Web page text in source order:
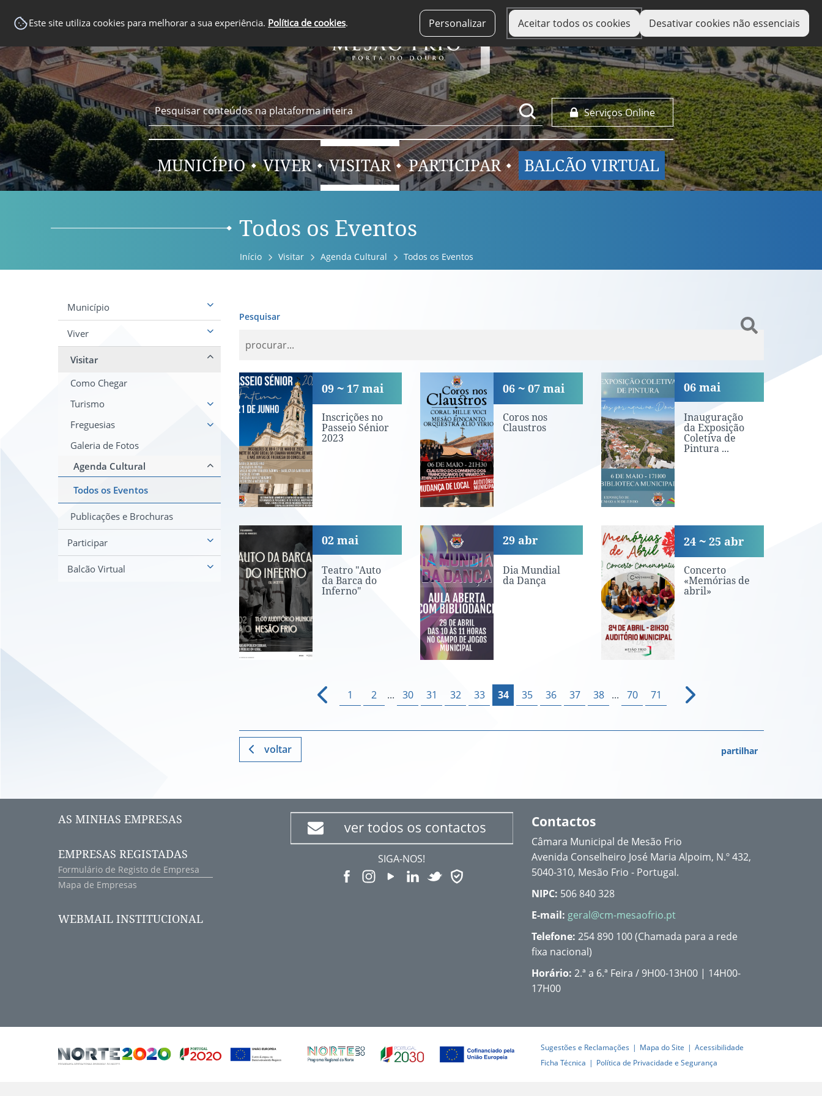
Este site utiliza cookies para melhorar a sua experiência. Política de cookies. Personalizar Aceitar todos os cookies Desativar cookies não essenciais
Serviços Online
MUNICÍPIO VIVER VISITAR PARTICIPAR BALCÃO VIRTUAL
Todos os Eventos
Início Visitar Agenda Cultural Todos os Eventos
Município
Viver
Visitar
Como Chegar
Turismo
Freguesias
Galeria de Fotos
Agenda Cultural
Todos os Eventos
Publicações e Brochuras
Participar
Balcão Virtual
Pesquisar
Inscrições no Passeio Sénior 2023
Inscrições no
Passeio Sénior
2023
09 17 mai Coros nos Claustros
Coros nos
Claustros
06 07 mai Inauguração da
Inauguração
da Exposição
Coletiva de
Pintura ...
06 mai
Teatro "Auto da Barca do Inferno"
Teatro "Auto
da Barca do
Inferno"
02 mai Dia Mundial da Dança
Dia Mundial
da Dança
29 abr Concerto «Memórias de
Concerto
«Memórias de
abril»
24 25 abr
1 2 ... 30 31 32 33 34 35 36 37 38 ... 70 71
voltar partilhar
AS MINHAS EMPRESAS
EMPRESAS REGISTADAS
Formulário de Registo de Empresa
Mapa de Empresas
WEBMAIL INSTITUCIONAL
SIGA-NOS!
Contactos
Câmara Municipal de Mesão Frio
Avenida Conselheiro José Maria Alpoim, N.º 432,
5040-310, Mesão Frio - Portugal.
NIPC: 506 840 328
E-mail: geral@cm-mesaofrio.pt
Telefone: 254 890 100 (Chamada para a rede
fixa nacional)
Horário:2.ª a 6.ª Feira / 9H00-13H00 | 14H00-
17H00
Sugestões e Reclamações Mapa do Site
Acessibilidade
Ficha Técnica
Política de Privacidade e Segurança